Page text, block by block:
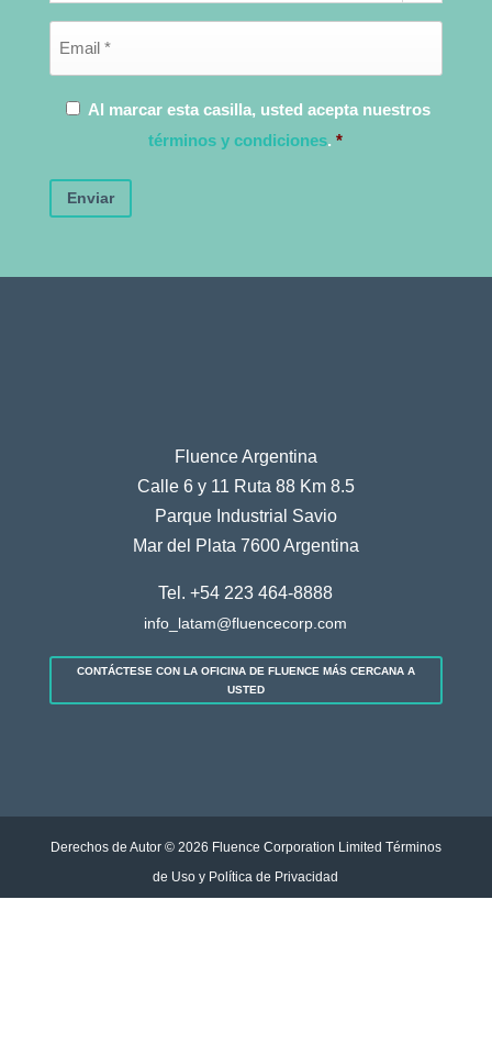
Al marcar esta casilla, usted acepta nuestros
términos y condiciones.*
Enviar
Fluence Argentina
Calle 6 y 11 Ruta 88 Km 8.5
Parque Industrial Savio
Mar del Plata 7600 Argentina
Tel.+54 223 464-8888
info_latam@fluencecorp.com
CONTÁCTESE CON LA OFICINA DE FLUENCE MÁS CERCANA A
USTED
Derechos de Autor © 2026 Fluence Corporation Limited Términos
de Uso y Política de Privacidad